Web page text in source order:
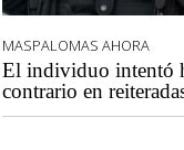
MASPALOMAS AHORA
El individuo intentó
contrario en